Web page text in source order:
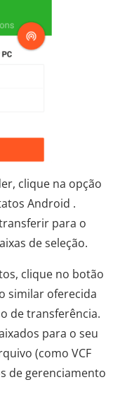
clique na opção
Android .
para o
de seleção.
clique no botão
similar oferecida
de transferência.
para o seu
(como VCF
de gerenciamento